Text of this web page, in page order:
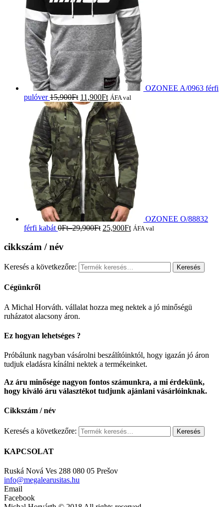
OZONEE A/0963 férfi
pulóver 15,900Ft 11,900Ft ÁFA val
OZONEE O/88832
férfi kabát 0Ft–29,900Ft 25,900Ft ÁFA val
cikkszám / név
Keresés a következőre:
Cégünkről
A Michal Horváth. vállalat hozza meg nektek a jó minőségü
ruházatot alacsony áron.
Ez hogyan lehetséges ?
Próbálunk nagyban vásárolni beszálítóinktól, hogy igazán jó áron
tudjuk eladásra kínálni nektek a termékeinket.
Az áru minősége nagyon fontos számunkra, a mi érdekünk,
hogy kiváló áru választékot tudjunk ajánlani vásárlóinknak.
Cikkszám / név
Keresés a következőre:
KAPCSOLAT
Ruská Nová Ves 288 080 05 Prešov
info@megalearusitas.hu
Email
Facebook